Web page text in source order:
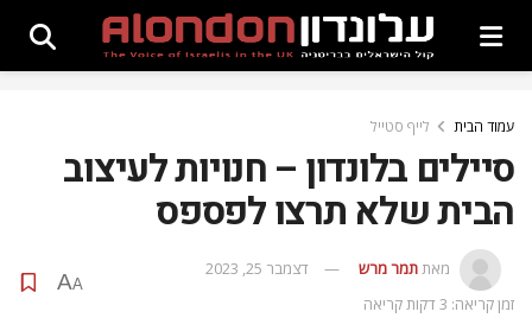
עמוד הבית לייף סטייל
סיילים בלונדון – חנויות לעיצוב
הבית שלא תרצו לפספס
מאתתמר מרש
דצמבר 25, 2023
זמן קריאה: 3 דקות קריאה
A
A